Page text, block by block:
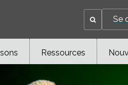
Se
Ressources